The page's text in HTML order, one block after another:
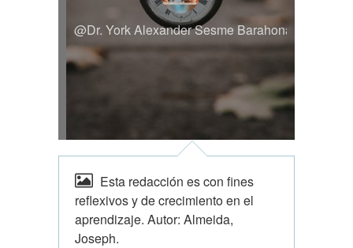
@Dr. York Alexander Sesme Barahona
Esta redacción es con fines
reflexivos y de crecimiento en el
aprendizaje. Autor: Almeida,
Joseph.